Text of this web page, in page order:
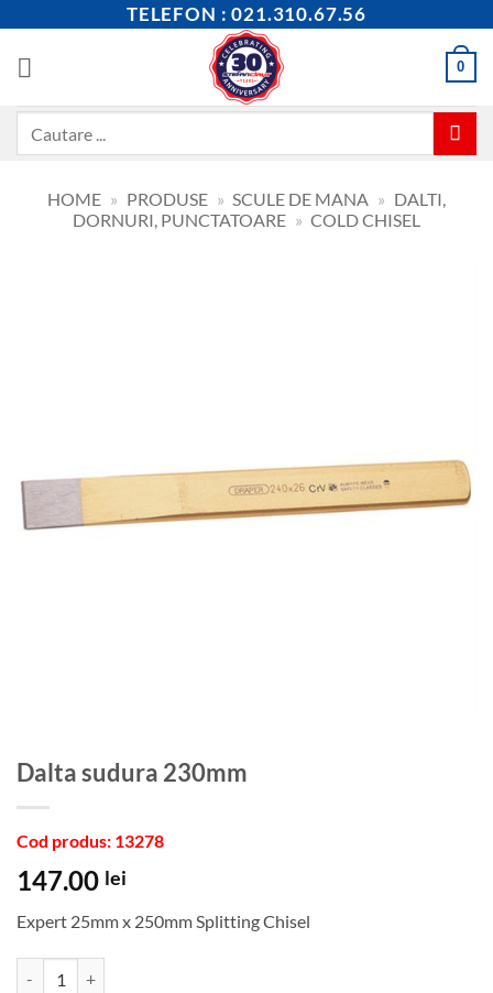
content
TELEFON : 021.310.67.56
0
HOME » PRODUSE » SCULE DE MANA » DALTI,
DORNURI, PUNCTATOARE » COLD CHISEL
Dalta sudura 230mm
Cod produs: 13278
147.00 lei
Expert 25mm x 250mm Splitting Chisel